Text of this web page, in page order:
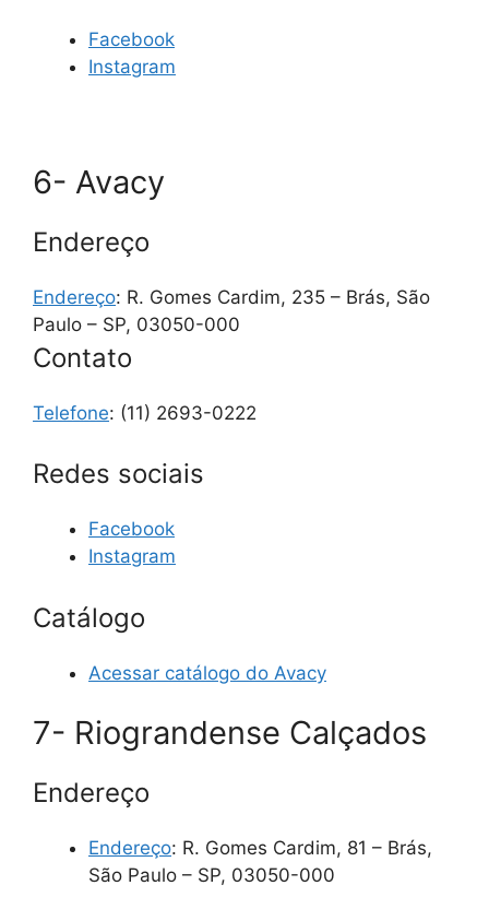
Facebook
Instagram
6- Avacy
Endereço
Endereço: R. Gomes Cardim, 235 – Brás, São
Paulo – SP, 03050-000
Contato
Telefone: (11) 2693-0222
Redes sociais
Facebook
Instagram
Catálogo
Acessar catálogo do Avacy
7- Riograndense Calçados
Endereço
Endereço: R. Gomes Cardim, 81 – Brás,
São Paulo – SP, 03050-000